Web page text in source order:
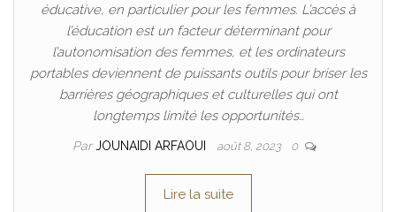
éducative, en particulier pour les femmes. L’accès à
l’éducation est un facteur déterminant pour
l’autonomisation des femmes, et les ordinateurs
portables deviennent de puissants outils pour briser les
barrières géographiques et culturelles qui ont
longtemps limité les opportunités…
ParJOUNAIDI ARFAOUI août 8, 2023 0
Lire la suite